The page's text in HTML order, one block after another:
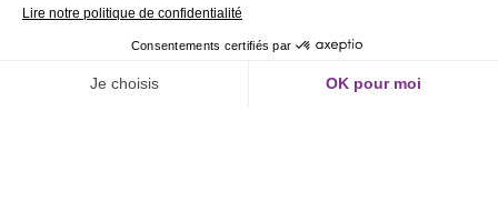
1ère Organisation de l’ESS certifiée Quali’OP